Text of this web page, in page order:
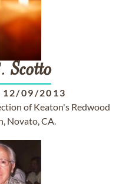
Scotto
12/09/2013
of Keaton's Redwood
Novato, CA.